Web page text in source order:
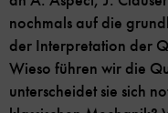
nochmals auf die
der Interpretation der
Wieso führen wir die
unterscheidet sie sich